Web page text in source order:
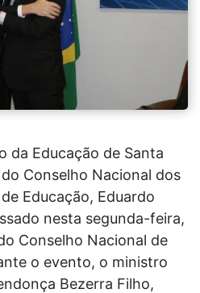
da Educação de Santa
Conselho Nacional dos
Educação, Eduardo
nesta segunda-feira,
Conselho Nacional de
o evento, o ministro
Bezerra Filho,